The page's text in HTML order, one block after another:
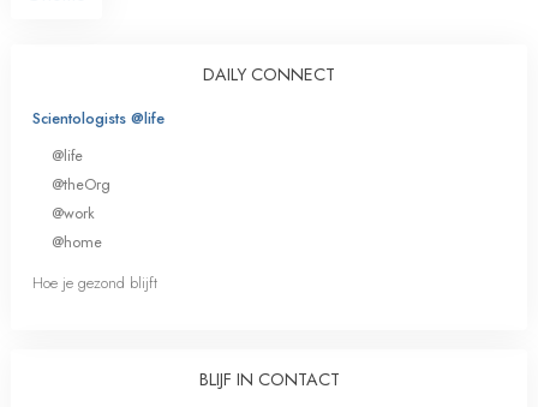
DAILY CONNECT
Scientologists @life
@life
@theOrg
@work
@home
Hoe je gezond blijft
BLIJF IN CONTACT